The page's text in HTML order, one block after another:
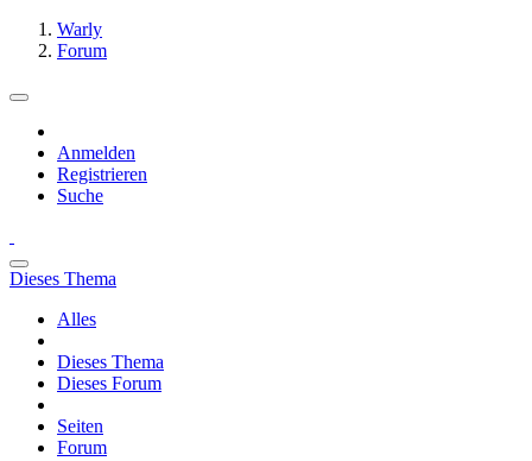
Warly
Forum
Anmelden
Registrieren
Suche
Dieses Thema
Alles
Dieses Thema
Dieses Forum
Seiten
Forum